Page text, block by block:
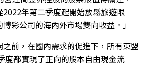
2022年第二季度起開始放鬆旅遊限
彩公司的海內外市場雙向收益。」
之前，在國內需求的促進下，所有東盟
度都實現了正向的股本自由現金流